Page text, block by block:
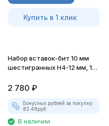
Купить в 1 клик
Набор вставок-бит 10 мм
шестигранных Н4-12 мм, 15
2 780 ₽
Бонусных рублей за покупку:
83.48руб.
В наличии